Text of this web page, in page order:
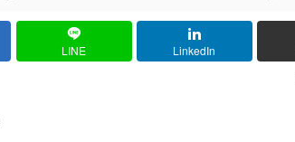
LINE LinkedIn